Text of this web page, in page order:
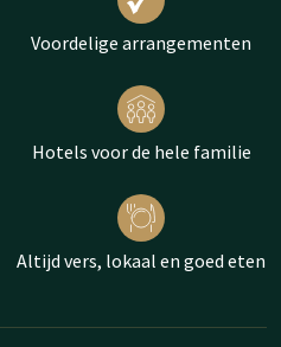
Voordelige arrangementen
Hotels voor de hele familie
Altijd vers, lokaal en goed eten